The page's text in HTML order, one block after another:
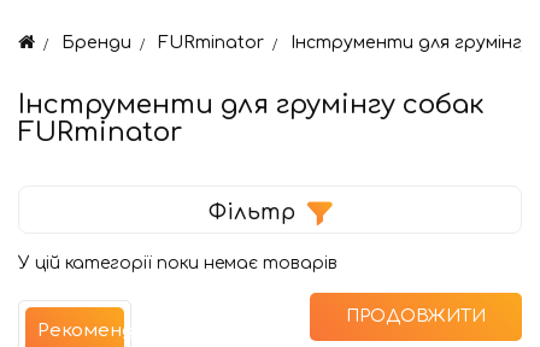
Бренди FURminator Інструменти для
Інструменти для грумінгу собак
FURminator
Фільтр
У цій категорії поки немає товарів
ПРОДОВЖИТИ
Рекомендуємо